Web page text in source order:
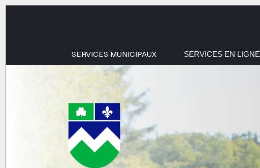
SERVICES MUNICIPAUX SERVICES EN LIGNE